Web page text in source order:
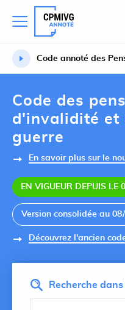
Code annoté des
Code des
d'invalidité et
guerre
En savoir plus sur le
EN VIGUEUR DEPUIS LE
Découvrez l'ancien
Recherche dans